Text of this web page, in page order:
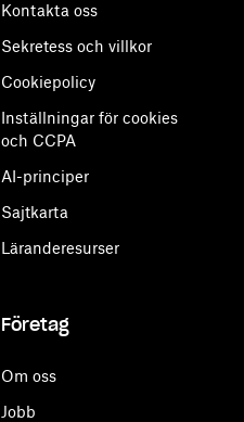
Kontakta oss
Sekretess och villkor
Cookiepolicy
Inställningar för cookies
och CCPA
AI-principer
Sajtkarta
Läranderesurser
Företag
Om oss
Jobb